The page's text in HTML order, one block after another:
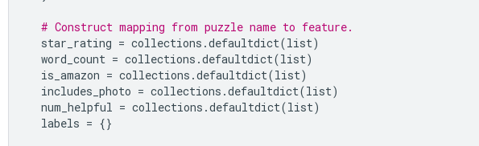
# Construct mapping from puzzle name to feature.
star_rating = collections .defaultdict(list)
word_count = collections .defaultdict(list)
is_amazon = collections .defaultdict(list)
includes_photo = collections .defaultdict(list)
num_helpful = collections .defaultdict(list)
labels = {}